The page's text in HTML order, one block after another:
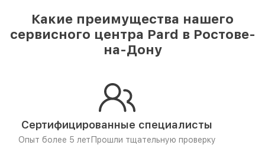
Какие преимущества нашего
сервисного центра Pard в Ростове-
на-Дону
Сертифицированные специалисты
Опыт более 5 лет Прошли тщательную проверку